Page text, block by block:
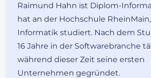
Raimund Hahn ist Diplom-
hat an der Hochschule
Informatik studiert. Nach dem
16 Jahre in der Softwarebranche
während dieser Zeit seine ersten
Unternehmen gegründet.